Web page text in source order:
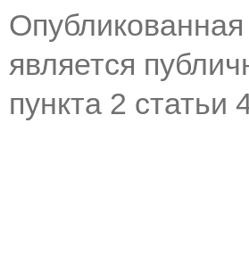
является
пункта 2 статьи